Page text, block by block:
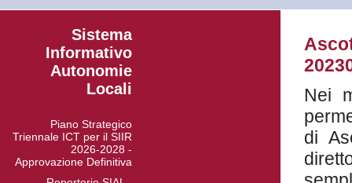
Sistema
Informativo
Autonomie
Locali
Piano Strategico
Triennale ICT per il SIIR
2026-2028 -
Approvazione Definitiva
Nei
di